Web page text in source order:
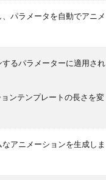
パラメータを自動でアニメ
るパラメーターに適用され
ンテンプレートの長さを変
アニメーションを生成しま